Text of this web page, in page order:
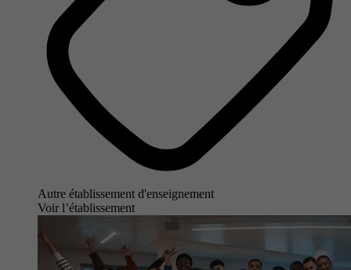
Autre établissement d'enseignement
Voir l’établissement